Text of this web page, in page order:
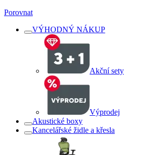
Porovnat
VÝHODNÝ NÁKUP
Akční sety
Výprodej
Akustické boxy
Kancelářské židle a křesla